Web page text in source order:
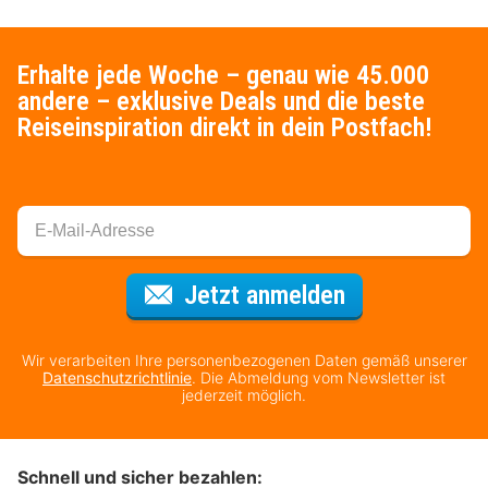
Erhalte jede Woche – genau wie 45.000
andere – exklusive Deals und die beste
Reiseinspiration direkt in dein Postfach!
Jetzt anmeldenFür den
Wir verarbeiten Ihre personenbezogenen Daten gemäß unserer
Datenschutzrichtlinie. Die Abmeldung vom Newsletter ist
jederzeit möglich.
Schnell und sicher bezahlen: